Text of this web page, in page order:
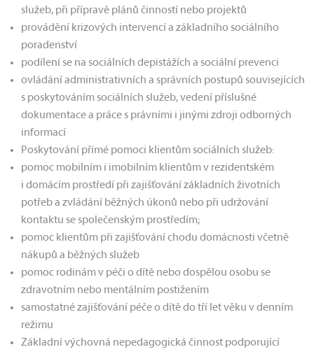
služeb, při přípravě plánů činností nebo projektů
provádění krizových intervencí a základního sociálního
poradenství
podílení se na sociálních depistážích a sociální prevenci
ovládání administrativních a správních postupů souvisejících
s poskytováním sociálních služeb, vedení příslušné
dokumentace a práce s právními i jinými zdroji odborných
informací
Poskytování přímé pomoci klientům sociálních služeb:
pomoc mobilním i imobilním klientům v rezidentském
i domácím prostředí při zajišťování základních životních
potřeb a zvládání běžných úkonů nebo při udržování
kontaktu se společenským prostředím;
pomoc klientům při zajišťování chodu domácnosti včetně
nákupů a běžných služeb
pomoc rodinám v péči o dítě nebo dospělou osobu se
zdravotním nebo mentálním postižením
samostatné zajišťování péče o dítě do tří let věku v denním
režimu
Základní výchovná nepedagogická činnost podporující